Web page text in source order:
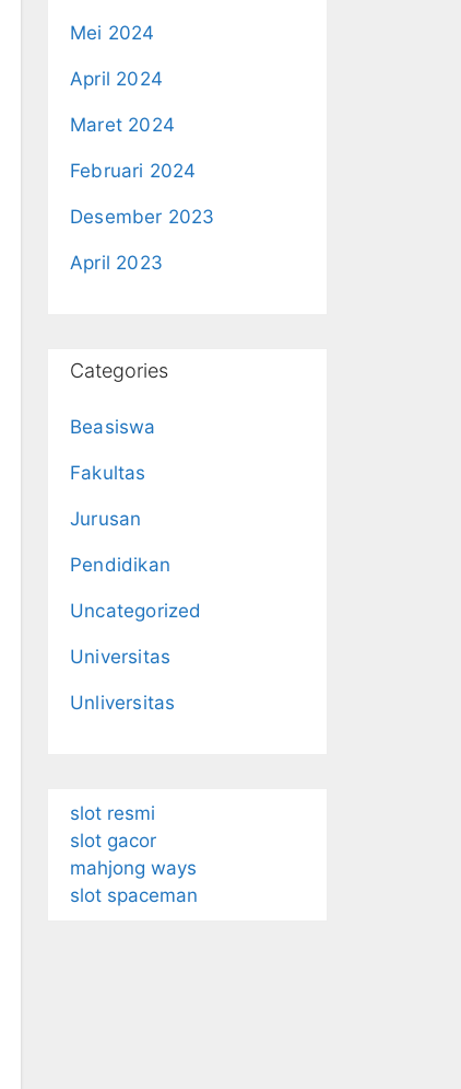
Mei 2024
April 2024
Maret 2024
Februari 2024
Desember 2023
April 2023
Categories
Beasiswa
Fakultas
Jurusan
Pendidikan
Uncategorized
Universitas
Unliversitas
slot resmi
slot gacor
mahjong ways
slot spaceman